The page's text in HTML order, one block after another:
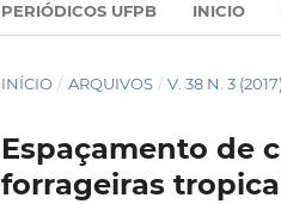
PERIÓDICOS UFPB INICIO
INÍCIO / ARQUIVOS / V. 38 N. 3 (2017)
Espaçamento de
forrageiras